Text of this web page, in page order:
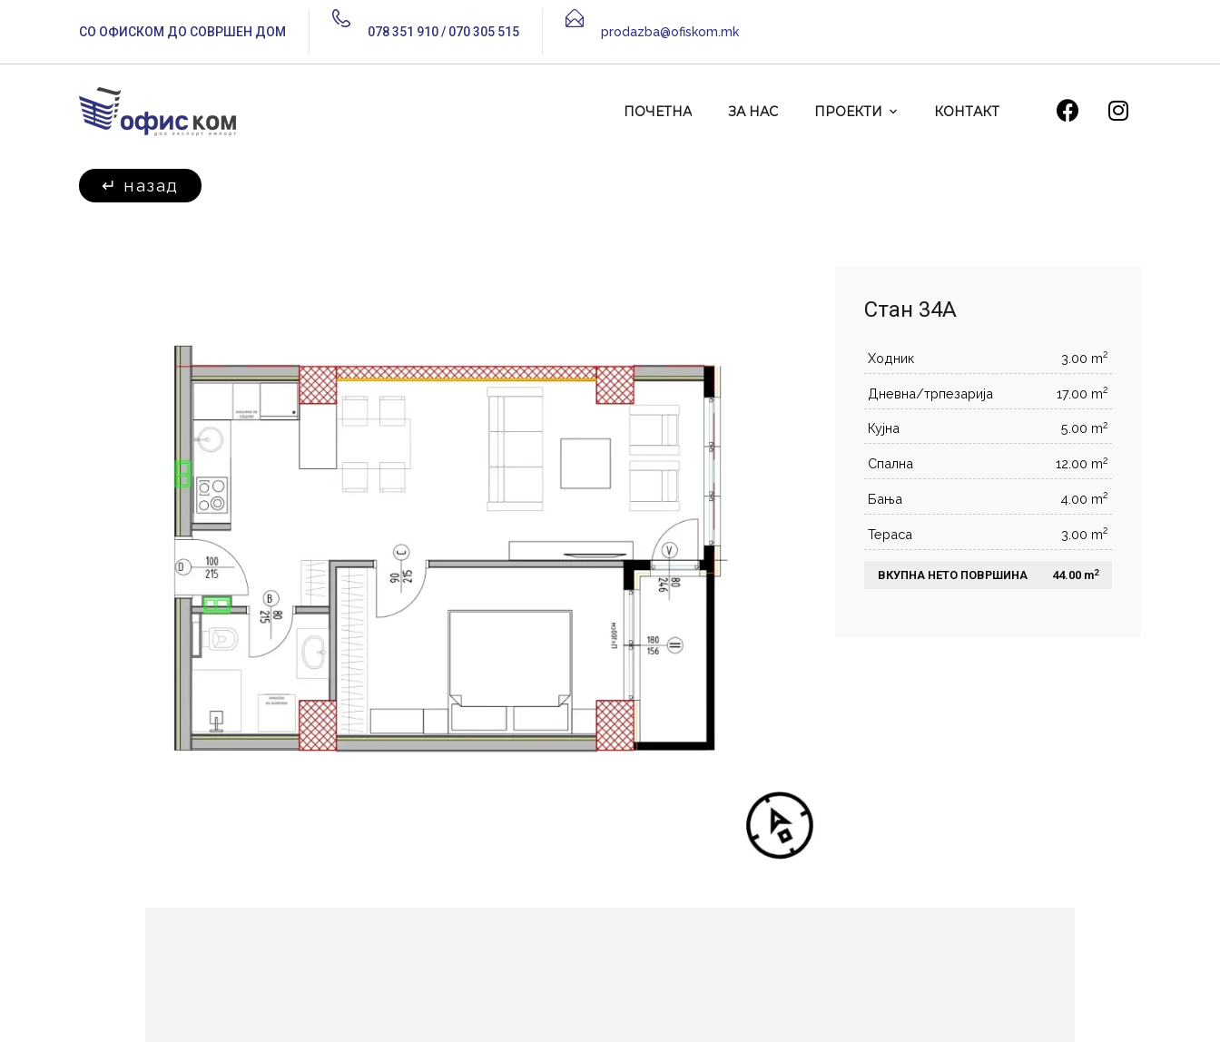
СО ОФИСКОМ ДО СОВРШЕН ДОМ 078 351 910 / 070 305 515 prodazba@ofiskom.mk
ПОЧЕТНА ЗА НАС ПРОЕКТИ КОНТАКТ
↵ назад
Стан 34А
Ходник 3.00 m2
Дневна/трпезарија 17.00 m2
Кујна 5.00 m2
Спална 12.00 m2
Бања 4.00 m2
Тераса 3.00 m2
ВКУПНА НЕТО ПОВРШИНА 44.00 m2